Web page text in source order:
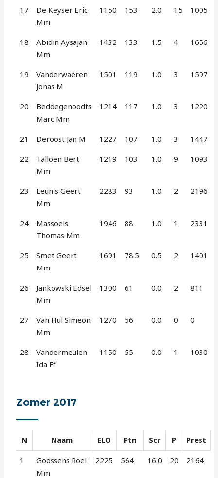
17
De Keyser Eric
Mm
1150 153 2.0 15 1005
18
Abidin Aysajan
Mm
1432 133 1.5 4 1656
19
Vanderwaeren
Jonas M
1501 119 1.0 3 1597
20
Beddegenoodts
Marc Mm
1214 117 1.0 3 1220
21 Deroost Jan M 1227 107 1.0 3 1447
22
Talloen Bert
Mm
1219 103 1.0 9 1093
23
Leunis Geert
Mm
2283 93 1.0 2 2196
24
Massoels
Thomas Mm
1946 88 1.0 1 2331
25
Smet Geert
Mm
1691 78.5 0.5 2 1401
26
Jankowski Edsel
Mm
1300 61 0.0 2 811
27
Van Hul Simeon
Mm
1270 56 0.0 0 0
28
Vandermeulen
Ida Ff
1150 55 0.0 1 1030
Zomer 2017
N Naam ELO Ptn Scr P Prest
1
Goossens Roel
Mm
2225 564 16.0 20 2164